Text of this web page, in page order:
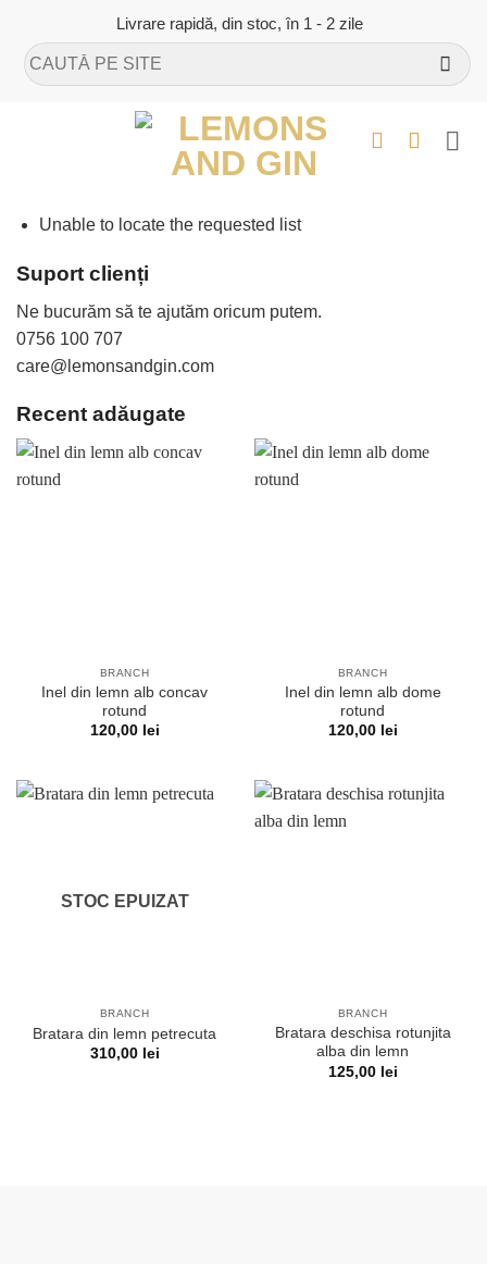
content
Livrare rapidă, din stoc, în 1 - 2 zile
Caută
după:
Unable to locate the requested list
Suport clienți
Ne bucurăm să te ajutăm oricum putem.
0756 100 707
care@lemonsandgin.com
Recent adăugate
BRANCH
Inel din lemn alb concav
rotund
120,00 lei
BRANCH
Inel din lemn alb dome
rotund
120,00 lei
STOC EPUIZAT
BRANCH
Bratara din lemn petrecuta
310,00 lei
BRANCH
Bratara deschisa rotunjita
alba din lemn
125,00 lei